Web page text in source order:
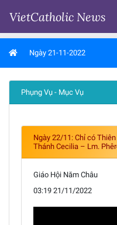
VietCatholic News
Ngày 21-11-2022
Phụng Vụ - Mục Vụ
Ngày 22/11: Chỉ có
Thánh Cecilia – Lm.
Giáo Hội Năm Châu
03:19 21/11/2022